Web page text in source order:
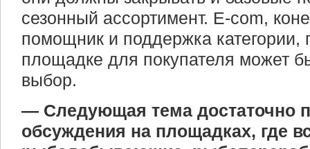
сезонный ассортимент. E-com,
помощник и поддержка категории,
площадке для покупателя может
выбор.
— Следующая тема достаточно
обсуждения на площадках, где